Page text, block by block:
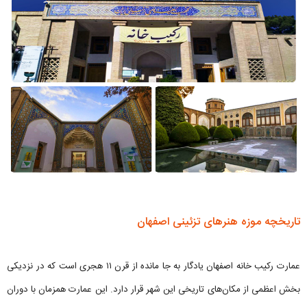
تاریخچه موزه هنرهای تزئینی اصفهان
عمارت رکیب خانه اصفهان یادگار به جا مانده از قرن ۱۱ هجری است که در نزدیکی
بخش اعظمی از مکان‌های تاریخی این شهر قرار دارد. این عمارت همزمان با دوران